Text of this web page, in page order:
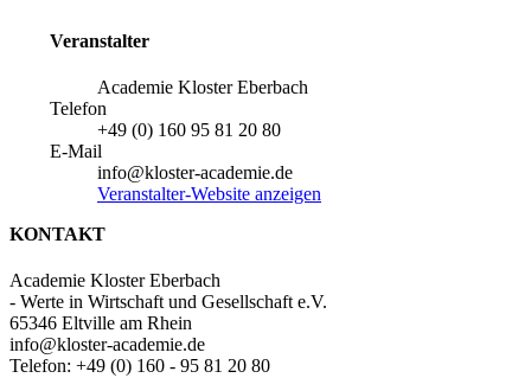
Veranstalter
Academie Kloster Eberbach
Telefon
+49 (0) 160 95 81 20 80
E-Mail
info@kloster-academie.de
Veranstalter-Website anzeigen
KONTAKT
Academie Kloster Eberbach
- Werte in Wirtschaft und Gesellschaft e.V.
65346 Eltville am Rhein
info@kloster-academie.de
Telefon: +49 (0) 160 - 95 81 20 80